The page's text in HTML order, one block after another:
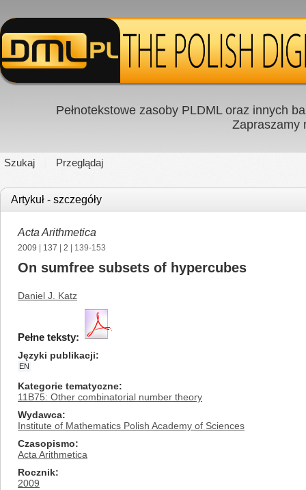
Pełnotekstowe zasoby PLDML oraz innych
Zapraszamy
Szukaj Przeglądaj
Artykuł - szczegóły
Acta Arithmetica
2009 137 2 | 139-153
On sumfree subsets of hypercubes
Daniel J. Katz
Pełne teksty:
Języki publikacji
EN
Kategorie tematyczne
11B75: Other combinatorial number theory
Wydawca
Institute of Mathematics Polish Academy of Sciences
Czasopismo
Acta Arithmetica
Rocznik
2009